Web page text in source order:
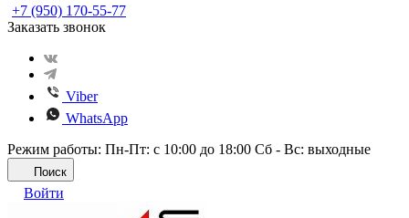
+7 (950) 170-55-77
Заказать звонок
Viber
WhatsApp
Режим работы: Пн-Пт: с 10:00 до 18:00 Сб - Вс: выходные
Поиск
Войти